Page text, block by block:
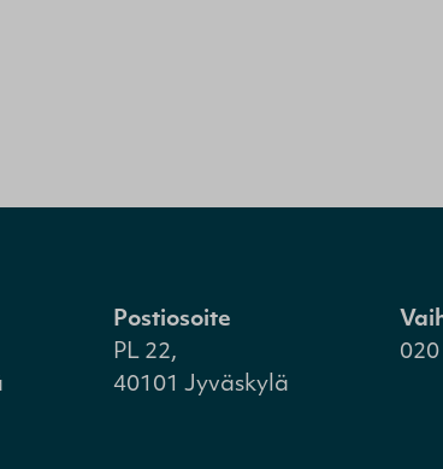
Postiosoite
PL 22,
40101 Jyväskylä